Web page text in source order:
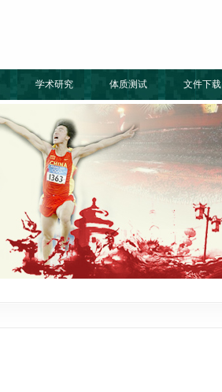
学术研究 体质测试 文件下载